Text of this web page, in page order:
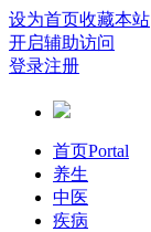
设为首页收藏本站
开启辅助访问
登录注册
首页Portal
养生
中医
疾病